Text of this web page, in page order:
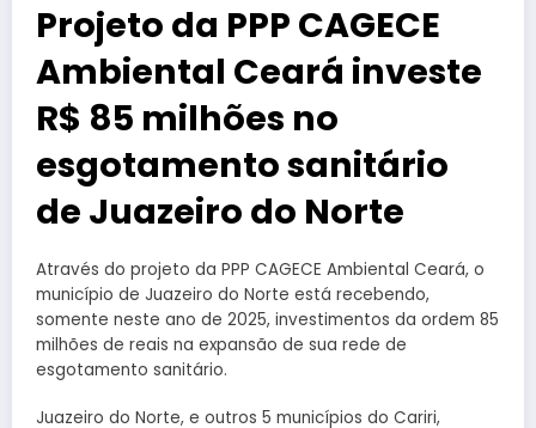
Projeto da PPP CAGECE
Ambiental Ceará investe
R$ 85 milhões no
esgotamento sanitário
de Juazeiro do Norte
Através do projeto da PPP CAGECE Ambiental Ceará, o
município de Juazeiro do Norte está recebendo,
somente neste ano de 2025, investimentos da ordem 85
milhões de reais na expansão de sua rede de
esgotamento sanitário.
Juazeiro do Norte, e outros 5 municípios do Cariri,